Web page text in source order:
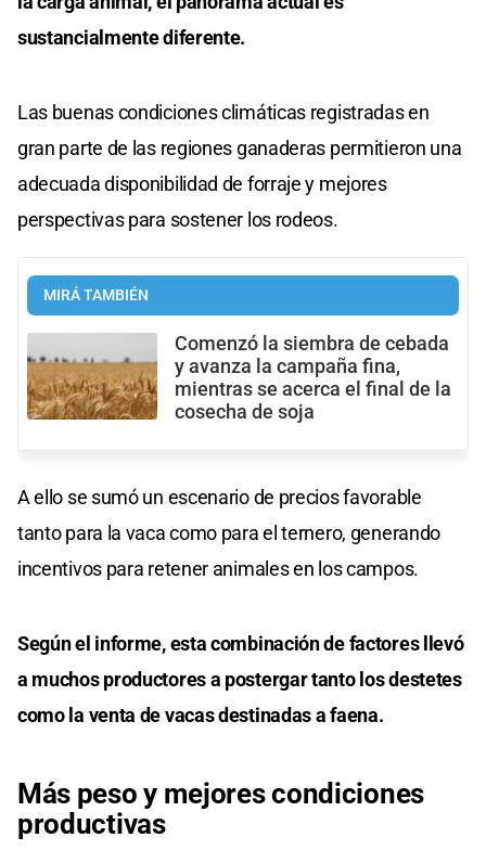
sustancialmente diferente.
Las buenas condiciones climáticas registradas en
gran parte de las regiones ganaderas permitieron una
adecuada disponibilidad de forraje y mejores
perspectivas para sostener los rodeos.
MIRÁ TAMBIÉN
Comenzó la siembra de cebada
y avanza la campaña fina,
mientras se acerca el final de la
cosecha de soja
A ello se sumó un escenario de precios favorable
tanto para la vaca como para el ternero, generando
incentivos para retener animales en los campos.
Según el informe, esta combinación de factores llevó
a muchos productores a postergar tanto los destetes
como la venta de vacas destinadas a faena.
Más peso y mejores condiciones
productivas